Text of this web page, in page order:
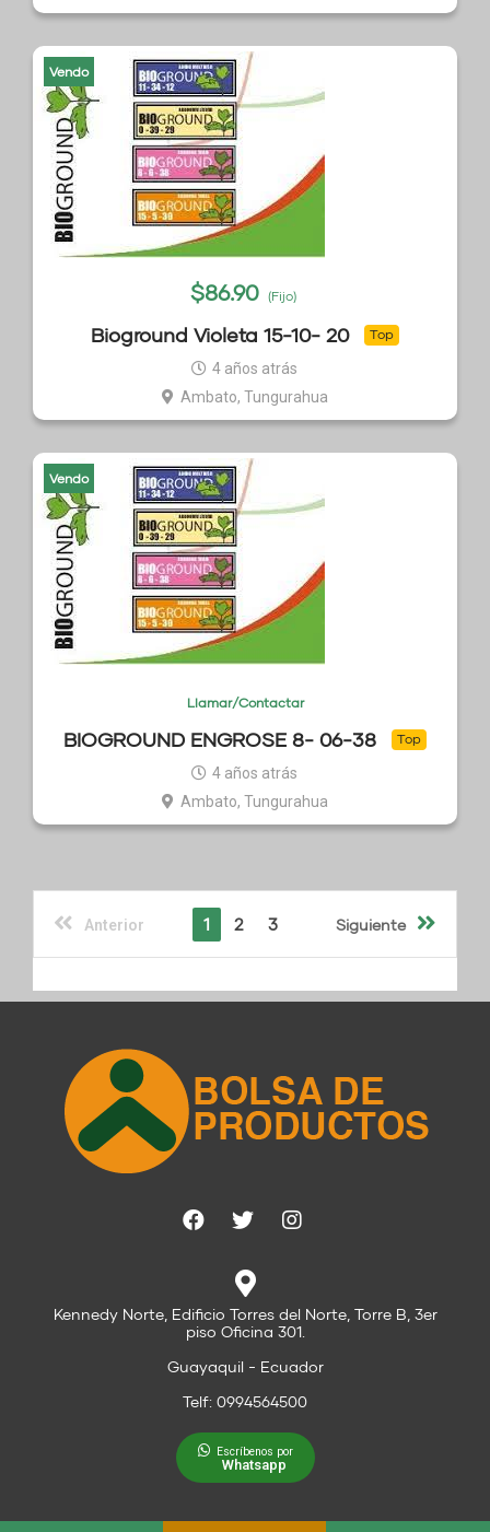
Vendo
$86.90 (Fijo)
Bioground Violeta 15-10- 20 Top
4 años atrás
Ambato, Tungurahua
Vendo
Llamar/Contactar
BIOGROUND ENGROSE 8- 06-38 Top
4 años atrás
Ambato, Tungurahua
Anterior 1 2 3 Siguiente
Kennedy Norte, Edificio Torres del Norte, Torre B, 3er
piso Oficina 301.
Guayaquil - Ecuador
Telf: 0994564500
Escríbenos por
Whatsapp